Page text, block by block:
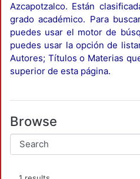
Azcapotzalco. Están
grado académico. Para
puedes usar el motor de
puedes usar la opción de
Autores; Títulos o Materias
superior de esta página.
Browse